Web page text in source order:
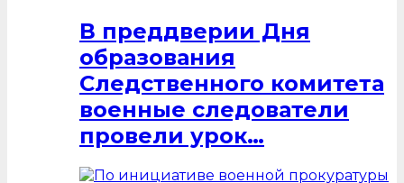
В преддверии Дня
образования
Следственного комитета
военные следователи
провели урок…